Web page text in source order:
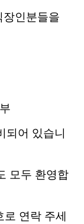
인분들을
되어 있습니
모두 환영합
로 연락 주세